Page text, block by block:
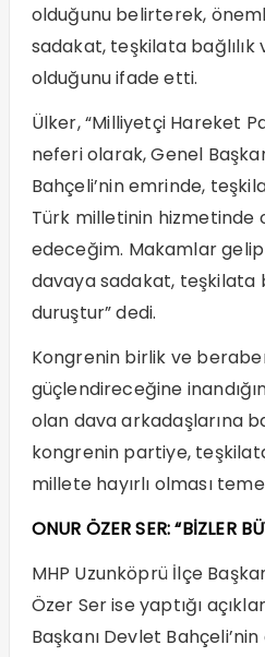
olduğunu belirterek,
sadakat, teşkilata bağlılık
olduğunu ifade etti.
Ülker, “Milliyetçi Hareket
neferi olarak, Genel
Bahçeli’nin emrinde,
Türk milletinin hizmetinde
edeceğim. Makamlar
davaya sadakat, teşkilata
duruştur” dedi.
Kongrenin birlik ve
güçlendireceğine
olan dava arkadaşlarına
kongrenin partiye,
millete hayırlı olması
ONUR ÖZER SER: “BİZLER
MHP Uzunköprü İlçe
Özer Ser ise yaptığı
Başkanı Devlet